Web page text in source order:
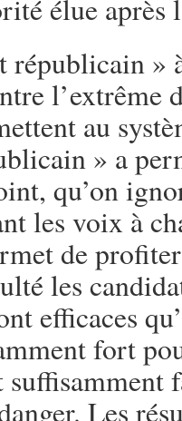
élue
républicain »
l’extrême
au
» a
qu’on
les voix à
de
les
efficaces
fort
Les